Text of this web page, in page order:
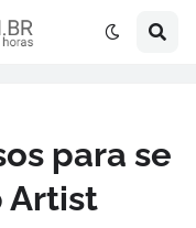
para se
Artist